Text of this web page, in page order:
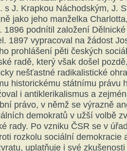
s J. Krapkou Náchodským, J.
jako jeho manželka
1896 podnítil založení
1897 vypracoval na žádost
prohlášení pěti českých
radě, který však došel
nešťastné radikalistické
historickému státnímu právu
i antiklerikalismus a
právo, v němž se výrazně
demokratů v užší volbě
rady. Po vzniku ČSR se v
rozkolu sociální demokracie
uplatňuje i své